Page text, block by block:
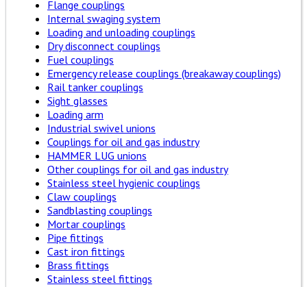
Flange couplings
Internal swaging system
Loading and unloading couplings
Dry disconnect couplings
Fuel couplings
Emergency release couplings (breakaway couplings)
Rail tanker couplings
Sight glasses
Loading arm
Industrial swivel unions
Couplings for oil and gas industry
HAMMER LUG unions
Other couplings for oil and gas industry
Stainless steel hygienic couplings
Claw couplings
Sandblasting couplings
Mortar couplings
Pipe fittings
Cast iron fittings
Brass fittings
Stainless steel fittings